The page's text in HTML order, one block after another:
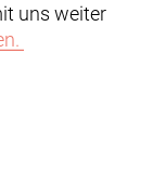
uns weiter